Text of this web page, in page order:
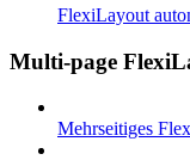
FlexiLayout
Multi-page
Mehrseitiges